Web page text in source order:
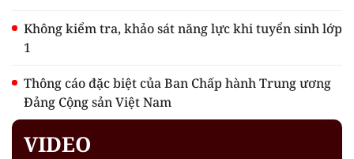
Không kiểm tra, khảo sát năng lực khi tuyển sinh lớp
1
Thông cáo đặc biệt của Ban Chấp hành Trung ương
Đảng Cộng sản Việt Nam
VIDEO